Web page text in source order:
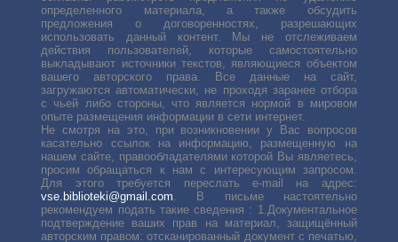
определенного материала, а также обсудить
предложения о договоренностях, разрешающих
использовать данный контент. Мы не отслеживаем
действия пользователей, которые самостоятельно
выкладывают источники текстов, являющиеся объектом
вашего авторского права. Все данные на сайт,
загружаются автоматически, не проходя заранее отбора
с чьей либо стороны, что является нормой в мировом
опыте размещения информации в сети интернет.
Не смотря на это, при возникновении у Вас вопросов
касательно ссылок на информацию, размещенную на
нашем сайте, правообладателями которой Вы являетесь,
просим обращаться к нам с интересующим запросом.
Для этого требуется переслать е-mail на адрес:
vse.biblioteki@gmail.com. В письме настоятельно
рекомендуем подать такие сведения : 1.Документальное
подтверждение ваших прав на материал, защищённый
авторским правом: отсканированный документ с печатью,